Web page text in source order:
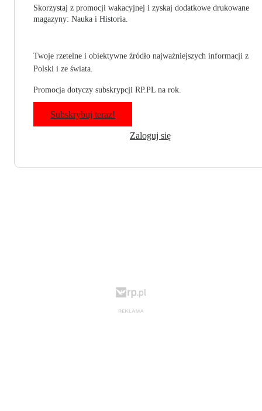
Skorzystaj z promocji wakacyjnej i zyskaj dodatkowe drukowane
magazyny: Nauka i Historia.
Twoje rzetelne i obiektywne źródło najważniejszych informacji z
Polski i ze świata.
Promocja dotyczy subskrypcji RP.PL na rok.
Subskrybuj teraz!
Zaloguj się